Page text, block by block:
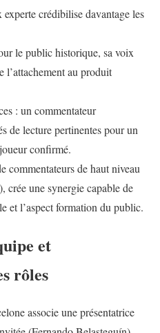
crédibilise davantage les
le public historique, sa voix
l’attachement au produit
: un commentateur
de lecture pertinentes pour un
confirmé.
commentateurs de haut niveau
crée une synergie capable de
et l’aspect formation du public.
et
rôles
associe une présentatrice